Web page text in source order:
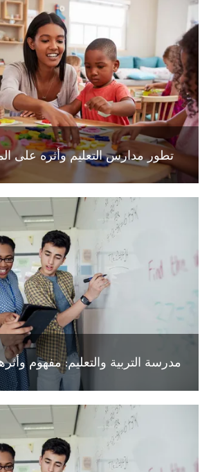
تطور مدارس التعليم وأثره على
مدرسة التربية والتعليم: مفهوم